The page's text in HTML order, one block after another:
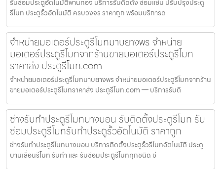
รับซ่อมประตูอัตโนมัติพานทอง บริการรับติดตั้ง ซ่อมแซ่ม ปรับปรุงประตู
รีโมท ประตูรั้วอัตโนมัติ ครบวงจร ราคาถูก พร้อมบริการด
จำหน่ายมอเตอร์ประตูรีโมทมาบยางพร จำหน่าย
มอเตอร์ประตูรีโมทจากร้านขายมอเตอร์ประตูรีโมท
ราคาส่ง ประตูรีโมท.com
จำหน่ายมอเตอร์ประตูรีโมทมาบยางพร จำหน่ายมอเตอร์ประตูรีโมทจากร้าน
ขายมอเตอร์ประตูรีโมทราคาส่ง ประตูรีโมท.com — บริการรับติ
ช่างรับทำประตูรีโมทบางบอน รับติดตั้งประตูรีโมท รับ
ซ่อมประตูรีโมทรับทำประตูรั้วอัตโนมัติ ราคาถูก
ช่างรับทำประตูรีโมทบางบอน บริการติดตั้งประตูรั้วรีโมทอัตโนมัติ ประตู
บานเลื่อนรีโมท รับทำ และ รับซ่อมประตูรีโมททุกชนิด ช่